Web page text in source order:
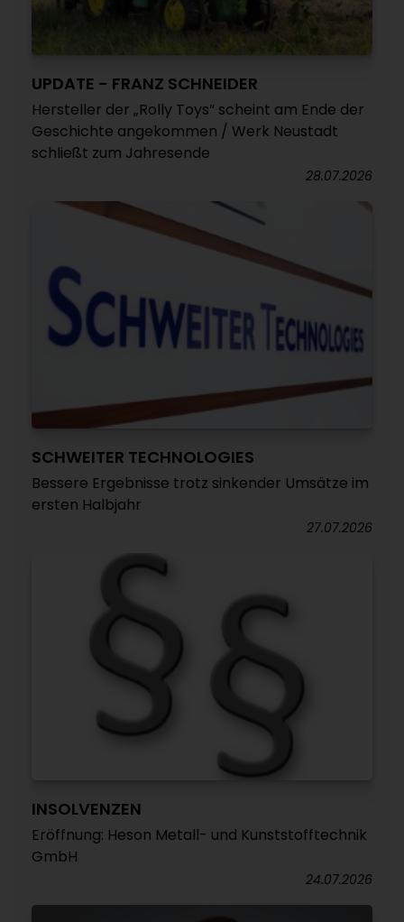
UPDATE - FRANZ SCHNEIDER
Hersteller der „Rolly Toys“ scheint am Ende der
Geschichte angekommen / Werk Neustadt
schließt zum Jahresende
28.07.2026
SCHWEITER TECHNOLOGIES
Bessere Ergebnisse trotz sinkender Umsätze im
ersten Halbjahr
27.07.2026
INSOLVENZEN
Eröffnung: Heson Metall- und Kunststofftechnik
GmbH
24.07.2026